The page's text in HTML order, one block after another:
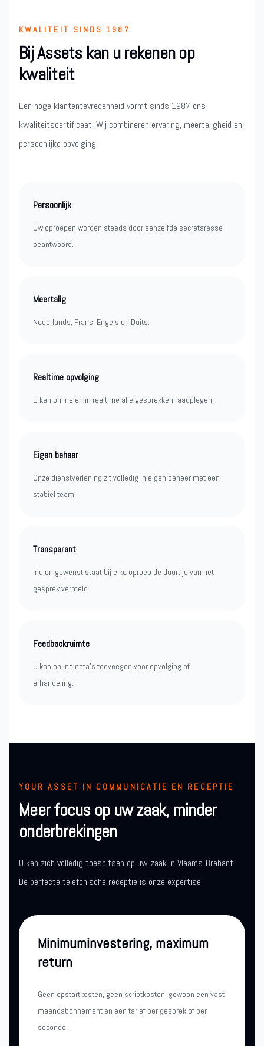
KWALITEIT SINDS 1987
Bij Assets kan u rekenen op
kwaliteit
Een hoge klantentevredenheid vormt sinds 1987 ons
kwaliteitscertificaat. Wij combineren ervaring, meertaligheid en
persoonlijke opvolging.
Persoonlijk
Uw oproepen worden steeds door eenzelfde secretaresse
beantwoord.
Meertalig
Nederlands, Frans, Engels en Duits.
Realtime opvolging
U kan online en in realtime alle gesprekken raadplegen.
Eigen beheer
Onze dienstverlening zit volledig in eigen beheer met een
stabiel team.
Transparant
Indien gewenst staat bij elke oproep de duurtijd van het
gesprek vermeld.
Feedbackruimte
U kan online nota’s toevoegen voor opvolging of
afhandeling.
YOUR ASSET IN COMMUNICATIE EN RECEPTIE
Meer focus op uw zaak, minder
onderbrekingen
U kan zich volledig toespitsen op uw zaak in Vlaams-Brabant.
De perfecte telefonische receptie is onze expertise.
Minimuminvestering, maximum
return
Geen opstartkosten, geen scriptkosten, gewoon een vast
maandabonnement en een tarief per gesprek of per
seconde.